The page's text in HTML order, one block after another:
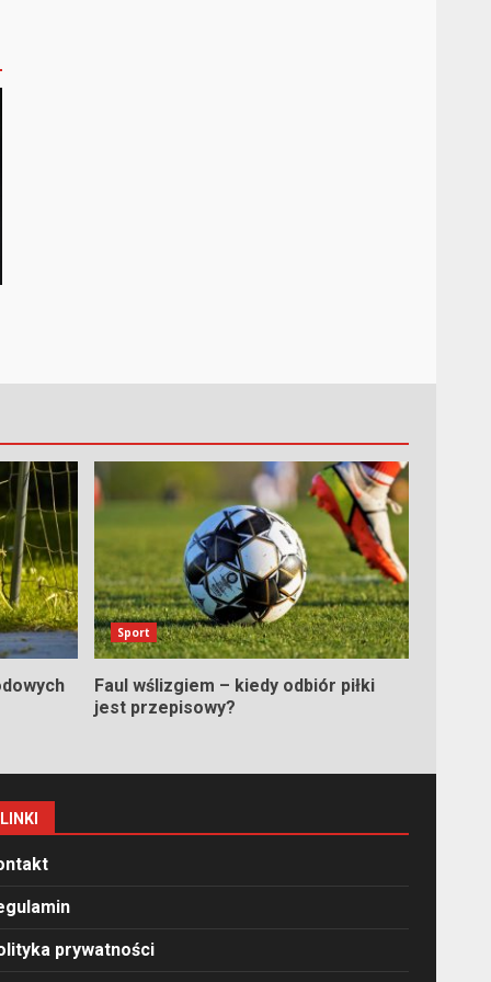
Sport
Faul wślizgiem – kiedy odbiór piłki
jest przepisowy?
LINKI
prywatności